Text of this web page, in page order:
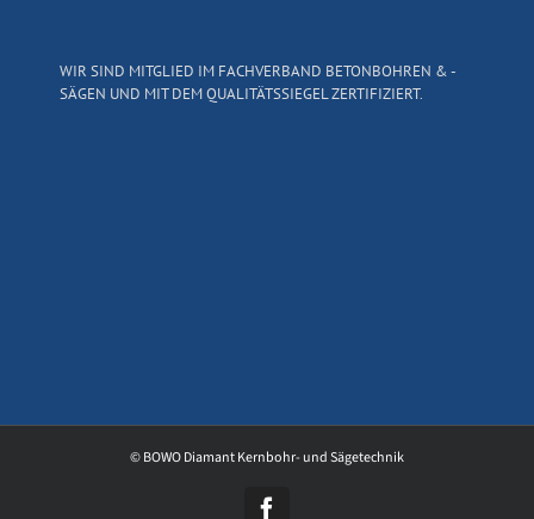
WIR SIND MITGLIED IM FACHVERBAND BETONBOHREN & -
SÄGEN UND MIT DEM QUALITÄTSSIEGEL ZERTIFIZIERT.
© BOWO Diamant Kernbohr- und Sägetechnik